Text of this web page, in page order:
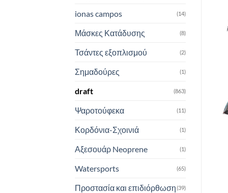
ionas campos (14)
Μάσκες Κατάδυσης (8)
Τσάντες εξοπλισμού (2)
Σημαδούρες (1)
draft (863)
Ψαροτούφεκα (11)
Κορδόνια-Σχοινιά (1)
Αξεσουάρ Neoprene (1)
Watersports (65)
Προστασία και επιδιόρθωση(39)